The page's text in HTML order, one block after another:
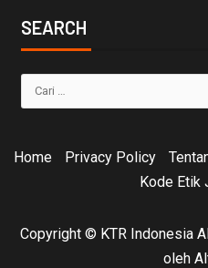
SEARCH
Home Privacy Policy
Kode Etik
Copyright © KTR Indonesia
oleh